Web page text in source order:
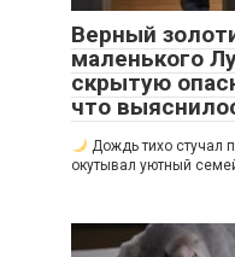
Верный
маленького
скрытую
что
Дождь тихо стучал
окутывал уютный